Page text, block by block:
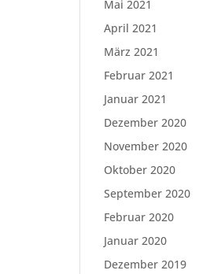
Mai 2021
April 2021
März 2021
Februar 2021
Januar 2021
Dezember 2020
November 2020
Oktober 2020
September 2020
Februar 2020
Januar 2020
Dezember 2019